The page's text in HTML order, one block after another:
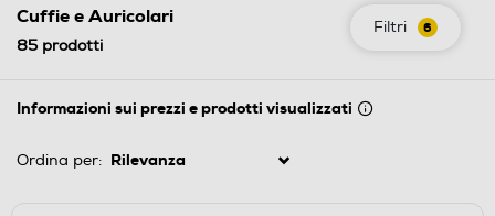
Filtri 6
Cuffie e Auricolari
85 prodotti
Informazioni sui prezzi e prodotti visualizzati
Ordina per: